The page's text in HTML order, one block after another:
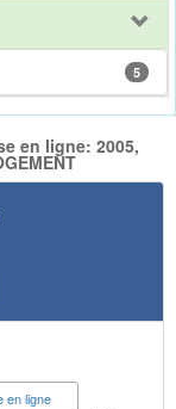
5
en ligne: 2005,
en ligne